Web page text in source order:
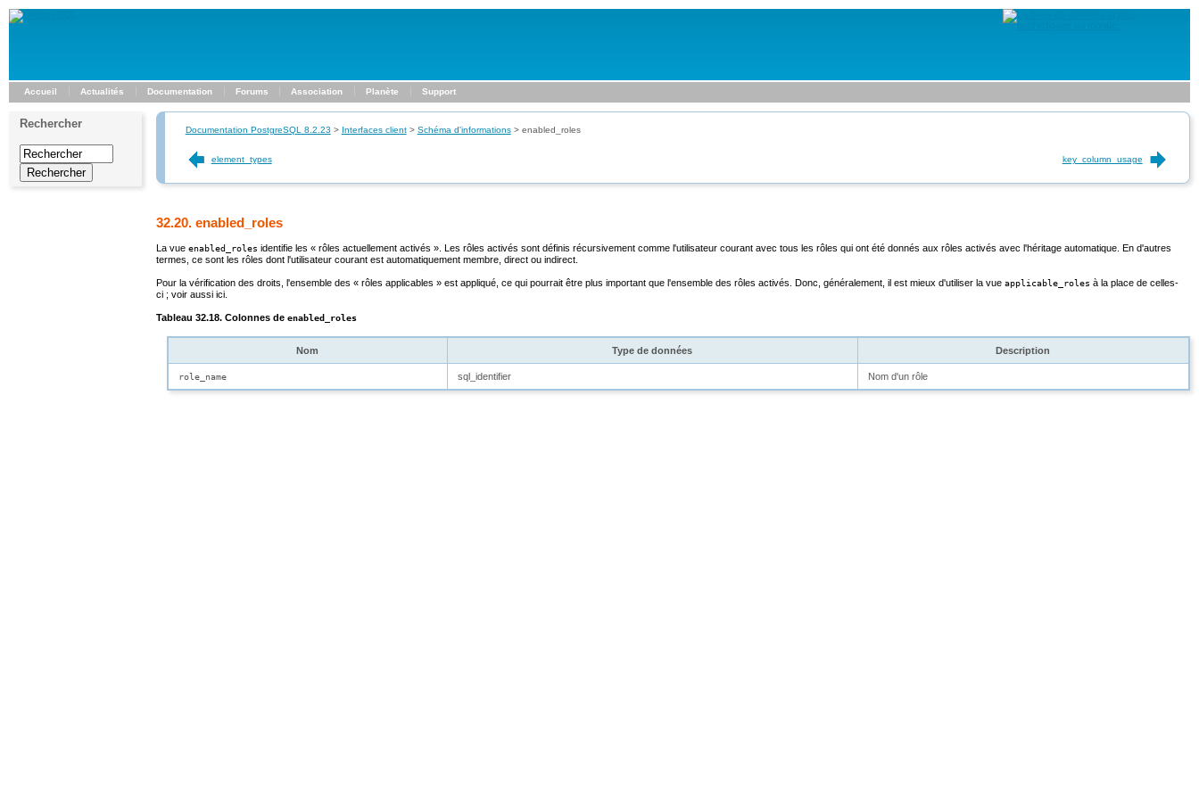
Accueil Actualités Documentation Forums Association Planète Support
Rechercher Documentation PostgreSQL 8.2.23 > Interfaces client> Schéma d'informations> enabled_roles
element_types key_column_usage
32.20. enabled_roles
La vue enabled_roles identifie les « rôles actuellement activés ». Les rôles activés sont définis récursivement comme l'utilisateur courant avec tous les rôles qui ont été donnés aux rôles activés avec l'héritage automatique. En d'autres
termes, ce sont les rôles dont l'utilisateur courant est automatiquement membre, direct ou indirect.
Pour la vérification des droits, l'ensemble des « rôles applicables » est appliqué, ce qui pourrait être plus important que l'ensemble des rôles activés. Donc, généralement, il est mieux d'utiliser la vue applicable_roles à la place de celles-
ci ; voir aussi ici.
Tableau 32.18. Colonnes de enabled_roles
Nom Type de données Description
role_name sql_identifier Nom d'un rôle